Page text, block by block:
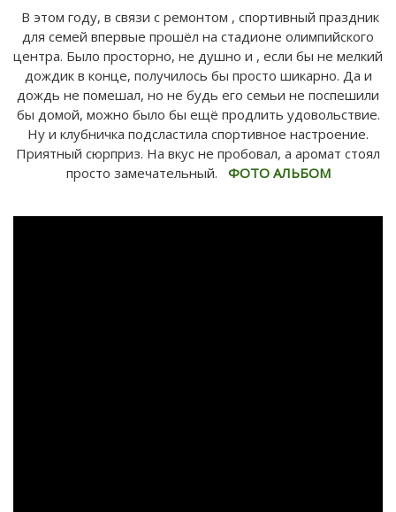
В этом году, в связи с ремонтом , спортивный праздник
для семей впервые прошёл на стадионе олимпийского
центра. Было просторно, не душно и , если бы не мелкий
дождик в конце, получилось бы просто шикарно. Да и
дождь не помешал, но не будь его семьи не поспешили
бы домой, можно было бы ещё продлить удовольствие.
Ну и клубничка подсластила спортивное настроение.
Приятный сюрприз. На вкус не пробовал, а аромат стоял
просто замечательный.
ФОТО АЛЬБОМ